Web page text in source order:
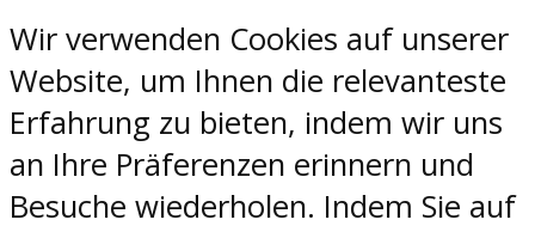
Wir verwenden Cookies auf unserer
Website, um Ihnen die relevanteste
Erfahrung zu bieten, indem wir uns
an Ihre Präferenzen erinnern und
Besuche wiederholen. Indem Sie auf